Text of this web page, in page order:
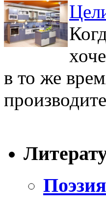
в то же